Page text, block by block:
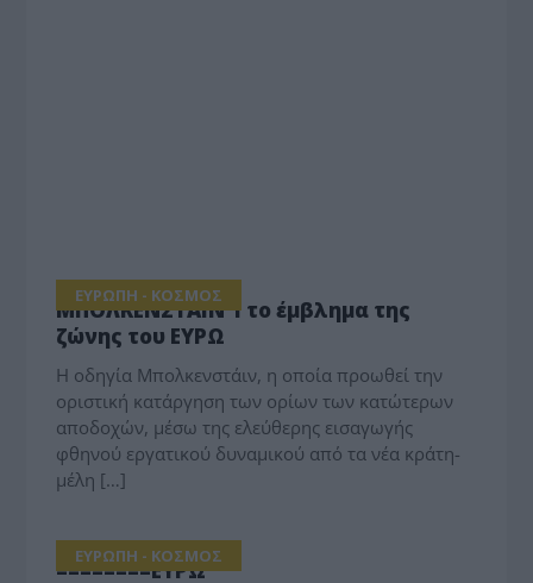
ΕΥΡΩΠΗ - ΚΟΣΜΟΣ
ΜΠΟΛΚΕΝΣΤΑΪΝ 1 το έμβλημα της
ζώνης του ΕΥΡΩ
Η οδηγία Μπολκενστάιν, η οποία προωθεί την
οριστική κατάργηση των ορίων των κατώτερων
αποδοχών, μέσω της ελεύθερης εισαγωγής
φθηνού εργατικού δυναμικού από τα νέα κράτη-
μέλη […]
ΕΥΡΩΠΗ - ΚΟΣΜΟΣ
========ΕΥΡΩ